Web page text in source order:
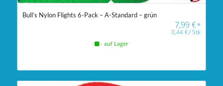
Bull’s Nylon Flights 6-Pack – A-Standard – grün
7,99€*
0,44€/Stk
- auf Lager